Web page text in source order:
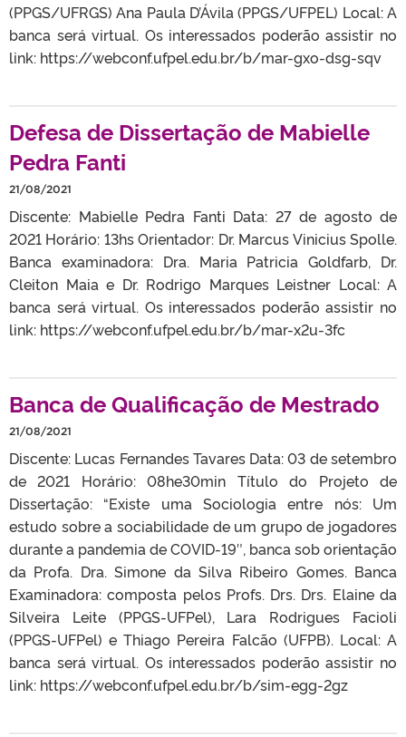
(PPGS/UFRGS) Ana Paula D’Ávila (PPGS/UFPEL) Local: A
banca será virtual. Os interessados poderão assistir no
link: https://webconf.ufpel.edu.br/b/mar-gxo-dsg-sqv
Defesa de Dissertação de Mabielle
Pedra Fanti
21/08/2021
Discente: Mabielle Pedra Fanti Data: 27 de agosto de
2021 Horário: 13hs Orientador: Dr. Marcus Vinicius Spolle.
Banca examinadora: Dra. Maria Patricia Goldfarb, Dr.
Cleiton Maia e Dr. Rodrigo Marques Leistner Local: A
banca será virtual. Os interessados poderão assistir no
link: https://webconf.ufpel.edu.br/b/mar-x2u-3fc
Banca de Qualificação de Mestrado
21/08/2021
Discente: Lucas Fernandes Tavares Data: 03 de setembro
de 2021 Horário: 08he30min Título do Projeto de
Dissertação: “Existe uma Sociologia entre nós: Um
estudo sobre a sociabilidade de um grupo de jogadores
durante a pandemia de COVID-19″, banca sob orientação
da Profa. Dra. Simone da Silva Ribeiro Gomes. Banca
Examinadora: composta pelos Profs. Drs. Drs. Elaine da
Silveira Leite (PPGS-UFPel), Lara Rodrigues Facioli
(PPGS-UFPel) e Thiago Pereira Falcão (UFPB). Local: A
banca será virtual. Os interessados poderão assistir no
link: https://webconf.ufpel.edu.br/b/sim-egg-2gz